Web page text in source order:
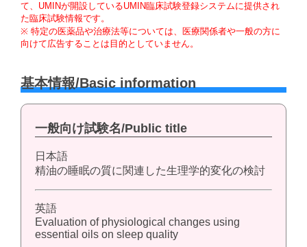
て、UMINが開設しているUMIN臨床試験登録システムに提供され
た臨床試験情報です。
※ 特定の医薬品や治療法等については、医療関係者や一般の方に
向けて広告することは目的としていません。
基本情報/Basic information
一般向け試験名/Public title
日本語
精油の睡眠の質に関連した生理学的変化の検討
英語
Evaluation of physiological changes using
essential oils on sleep quality